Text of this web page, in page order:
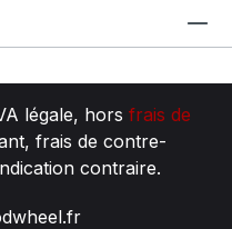
légale, hors frais de
frais de contre-
contraire.